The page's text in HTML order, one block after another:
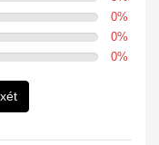
0%
0%
0%